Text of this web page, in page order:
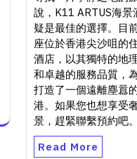
說，K11 ARTUS海景
疑是最佳的選擇。目
座位於香港尖沙咀的
酒店，以其獨特的地
和卓越的服務品質，
打造了一個遠離塵囂
港。如果您也想享受
景，趕緊聯繫預約吧。
Read More